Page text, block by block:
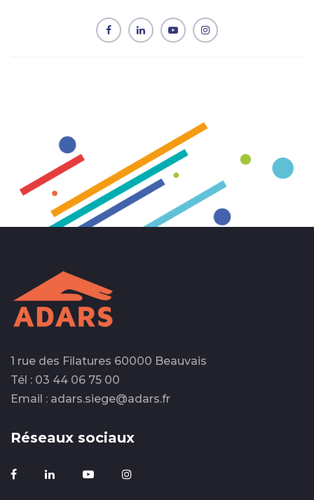
1 rue des Filatures 60000 Beauvais
Tél : 03 44 06 75 00
Email : adars.siege@adars.fr
Réseaux sociaux